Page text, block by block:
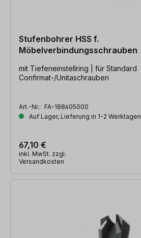
Stufenbohrer HSS f.
Möbelverbindungsschrauben
mit Tiefeneinstellring | für Standard
Confirmat-/Unitaschrauben
Art.-Nr.: FA-188605000
Auf Lager, Lieferung in 1-2 Werktagen
67,10 €
inkl. MwSt. zzgl.
Versandkosten